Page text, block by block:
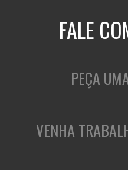
FALE
PEÇA
VENHA